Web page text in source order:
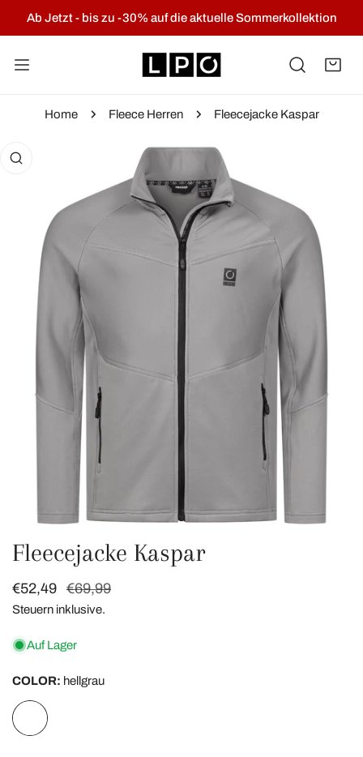
SPRINGEN
Ab Jetzt - bis zu -30% auf die aktuelle Sommerkollektion
Home Fleece Herren Fleecejacke Kaspar
SPRINGEN
ÖFFNEN SIE MEDIEN IN DER GALERIEANSICHT
Fleecejacke Kaspar
Verkaufspreis
€52,49
Regulärer
Preis
€69,99
Steuern inklusive.
Auf Lager
COLOR: hellgrau